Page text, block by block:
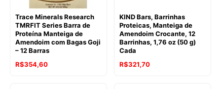
Trace Minerals Research
TMRFIT Series Barra de
Proteína Manteiga de
Amendoim com Bagas Goji
– 12 Barras
R$354,60
KIND Bars, Barrinhas
Proteicas, Manteiga de
Amendoim Crocante, 12
Barrinhas, 1,76 oz (50 g)
Cada
R$321,70